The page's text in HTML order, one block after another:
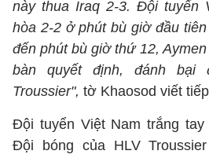
này thua Iraq 2-3. Đội tuyển
hòa 2-2 ở phút bù giờ đầu
đến phút bù giờ thứ 12,
bàn quyết định, đánh bại
Troussier", tờ Khaosod viết
Đội tuyển Việt Nam trắng tay
Đội bóng của HLV